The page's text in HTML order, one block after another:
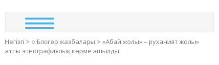
Негізгі > ○ Блогер жазбалары > «Абай жолы» – руханият жолы»
атты этнографиялық көрме ашылды